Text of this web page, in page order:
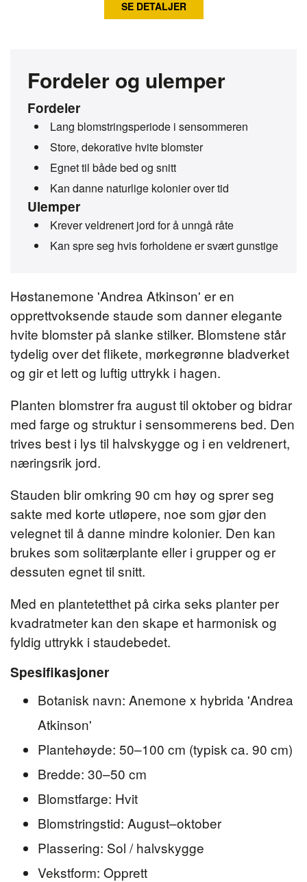
Høstanemone 'Andrea Atkinson' er en
opprettvoksende staude som danner elegante
hvite blomster på slanke stilker. Blomstene står
tydelig over det flikete, mørkegrønne bladverket
og gir et lett og luftig uttrykk i hagen.
Planten blomstrer fra august til oktober og bidrar
med farge og struktur i sensommerens bed. Den
trives best i lys til halvskygge og i en veldrenert,
næringsrik jord.
Stauden blir omkring 90 cm høy og sprer seg
sakte med korte utløpere, noe som gjør den
velegnet til å danne mindre kolonier. Den kan
brukes som solitærplante eller i grupper og er
dessuten egnet til snitt.
Med en plantetetthet på cirka seks planter per
kvadratmeter kan den skape et harmonisk og
fyldig uttrykk i staudebedet.
Fordeler og ulemper
Fordeler
Lang blomstringsperiode i sensommeren
Store, dekorative hvite blomster
Egnet til både bed og snitt
Kan danne naturlige kolonier over tid
Ulemper
Krever veldrenert jord for å unngå råte
Kan spre seg hvis forholdene er svært gunstige
Spesifikasjoner
Botanisk navn: Anemone x hybrida 'Andrea
Atkinson'
Plantehøyde: 50–100 cm (typisk ca. 90 cm)
Bredde: 30–50 cm
Blomstfarge: Hvit
Blomstringstid: August–oktober
Plassering: Sol / halvskygge
Vekstform: Opprett
SE DETALJER